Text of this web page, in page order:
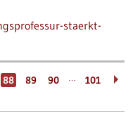
staerkt-
88 89 90 … 101